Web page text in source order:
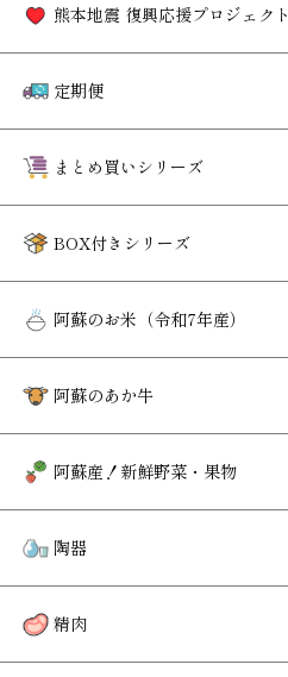
熊本地震 復興応援プロジェクト
定期便
まとめ買いシリーズ
BOX付きシリーズ
阿蘇のお米（令和7年産）
阿蘇のあか牛
阿蘇産！新鮮野菜・果物
陶器
精肉